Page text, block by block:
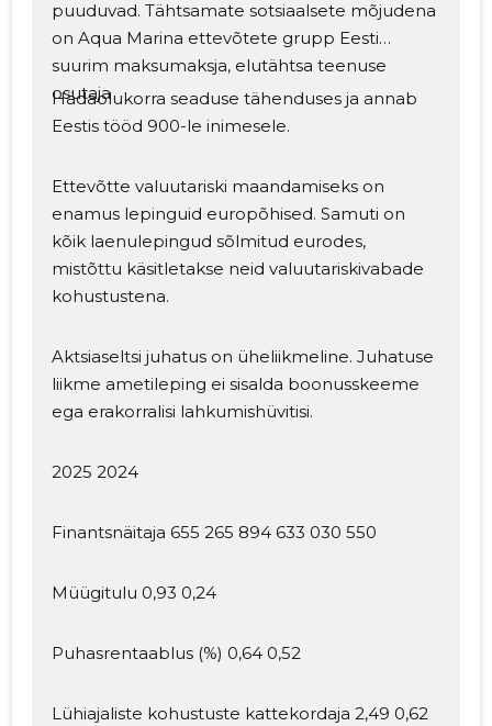
puuduvad. Tähtsamate sotsiaalsete mõjudena
on Aqua Marina ettevõtete grupp Eesti
suurim maksumaksja, elutähtsa teenuse
osutaja
Hädaolukorra seaduse tähenduses ja annab
Eestis tööd 900-le inimesele.
Ettevõtte valuutariski maandamiseks on
enamus lepinguid europõhised. Samuti on
kõik laenulepingud sõlmitud eurodes,
mistõttu käsitletakse neid valuutariskivabade
kohustustena.
Aktsiaseltsi juhatus on üheliikmeline. Juhatuse
liikme ametileping ei sisalda boonusskeeme
ega erakorralisi lahkumishüvitisi.
2025 2024
Finantsnäitaja 655 265 894 633 030 550
Müügitulu 0,93 0,24
Puhasrentaablus (%) 0,64 0,52
Lühiajaliste kohustuste kattekordaja 2,49 0,62